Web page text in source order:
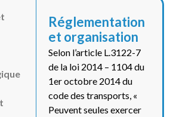
Réglementation
et organisation
Selon l’article L.3122-7
de la loi 2014 – 1104 du
1er octobre 2014 du
code des transports, «
Peuvent seules exercer